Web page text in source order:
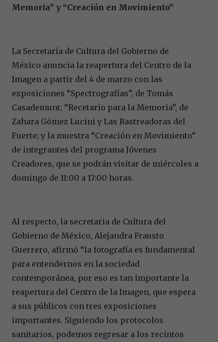
Memoria” y “Creación en Movimiento”
La Secretaría de Cultura del Gobierno de
México anuncia la reapertura del Centro de la
Imagen a partir del 4 de marzo con las
exposiciones “Spectrografías”, de Tomás
Casademunt; “Recetario para la Memoria”, de
Zahara Gómez Lucini y Las Rastreadoras del
Fuerte; y la muestra “Creación en Movimiento”
de integrantes del programa Jóvenes
Creadores, que se podrán visitar de miércoles a
domingo de 11:00 a 17:00 horas.
Al respecto, la secretaria de Cultura del
Gobierno de México, Alejandra Frausto
Guerrero, afirmó “la fotografía es fundamental
para entendernos en la sociedad
contemporánea, por eso es tan importante la
reapertura del Centro de la Imagen, que espera
a sus públicos con tres exposiciones
importantes. Siguiendo los protocolos
sanitarios, podemos regresar a los recintos